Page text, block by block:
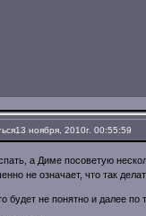
13 ноября, 2010г. 00:55:59
а Диме посоветую
не означает, что так
будет не понятно и далее